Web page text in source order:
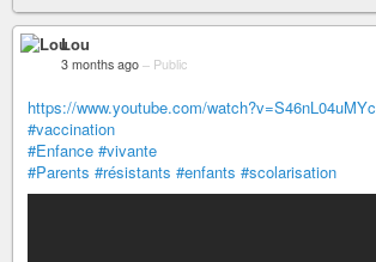
Lou
3 months ago – Public
https://www.youtube.com/watch?v=S46nL04uMYc
#vaccination
#Enfance #vivante
#Parents #résistants #enfants #scolarisation